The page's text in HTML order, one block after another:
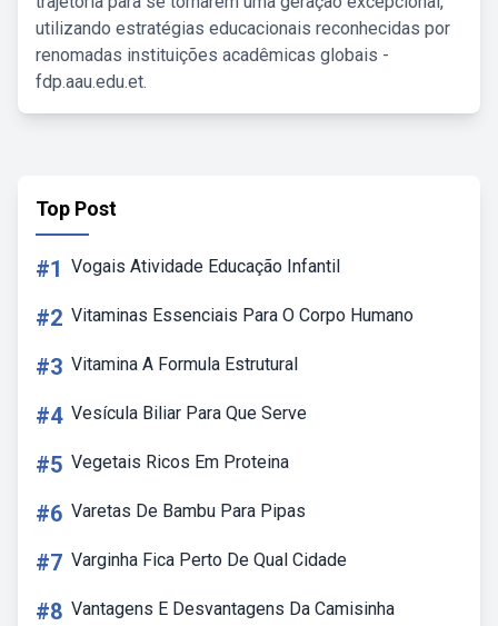
utilizando estratégias educacionais reconhecidas por
renomadas instituições acadêmicas globais -
fdp.aau.edu.et.
Top Post
#1 Vogais Atividade Educação Infantil
#2 Vitaminas Essenciais Para O Corpo Humano
#3 Vitamina A Formula Estrutural
#4 Vesícula Biliar Para Que Serve
#5 Vegetais Ricos Em Proteina
#6 Varetas De Bambu Para Pipas
#7 Varginha Fica Perto De Qual Cidade
#8 Vantagens E Desvantagens Da Camisinha